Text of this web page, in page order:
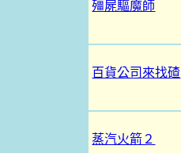
殭屍驅魔師
百貨公司來找碴
蒸汽火箭２